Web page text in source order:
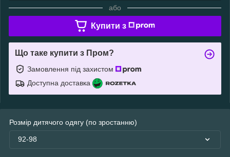
або
Купити з
Що таке купити з Пром?
Замовлення під захистом
Доступна доставка
Розмір дитячого одягу (по зростанню)
92-98